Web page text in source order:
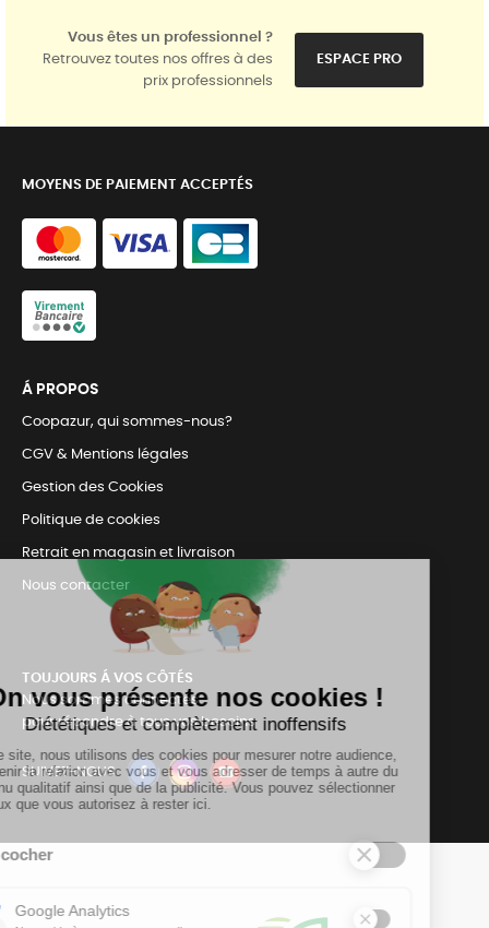
Vous êtes un professionnel ?
Retrouvez toutes nos offres à des
prix professionnels
ESPACE PRO
MOYENS DE PAIEMENT ACCEPTÉS
Á PROPOS
Coopazur, qui sommes-nous?
CGV & Mentions légales
Gestion des Cookies
Politique de cookies
Retrait en magasin et livraison
Nous contacter
TOUJOURS Á VOS CÔTÉS
Nous sommes connectés
pour répondre à tous vos besoins
SUIVEZ-NOUS